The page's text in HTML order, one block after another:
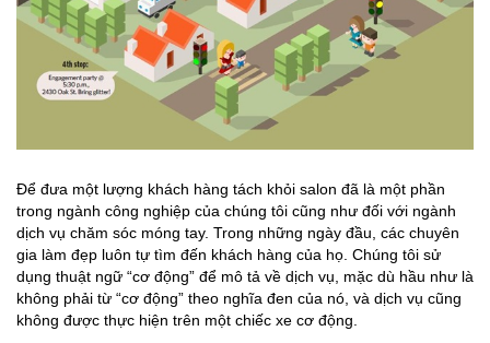
Để đưa một lượng khách hàng tách khỏi salon đã là một phần
trong ngành công nghiệp của chúng tôi cũng như đối với ngành
dịch vụ chăm sóc móng tay. Trong những ngày đầu, các chuyên
gia làm đẹp luôn tự tìm đến khách hàng của họ. Chúng tôi sử
dụng thuật ngữ “cơ động” để mô tả về dịch vụ, mặc dù hầu như là
không phải từ “cơ động” theo nghĩa đen của nó, và dịch vụ cũng
không được thực hiện trên một chiếc xe cơ động.